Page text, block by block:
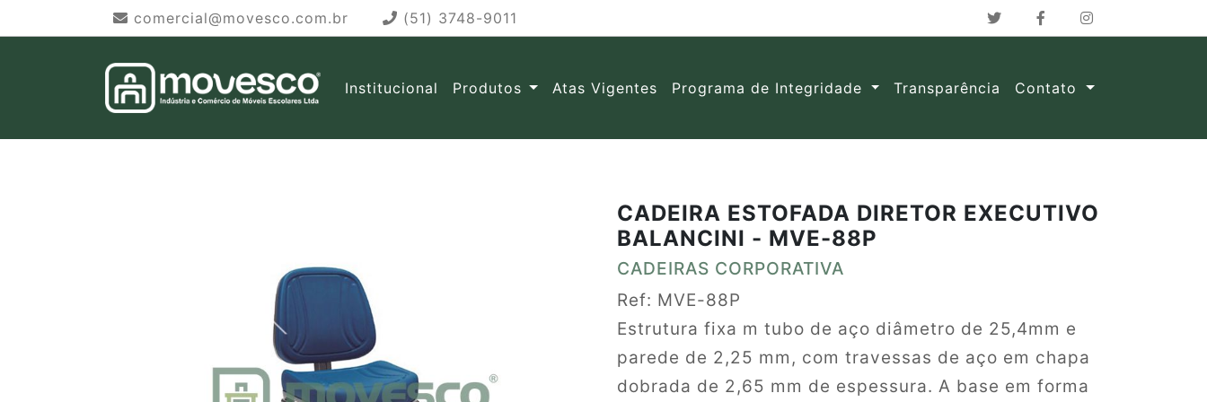
comercial@movesco.com.br (51) 3748-9011
Institucional Produtos Atas Vigentes Programa de Integridade Transparência Contato
CADEIRA ESTOFADA DIRETOR EXECUTIVO
BALANCINI - MVE-88P
CADEIRAS CORPORATIVA
Ref: MVE-88P
Estrutura fixa m tubo de aço diâmetro de 25,4mm e
parede de 2,25 mm, com travessas de aço em chapa
dobrada de 2,65 mm de espessura. A base em forma